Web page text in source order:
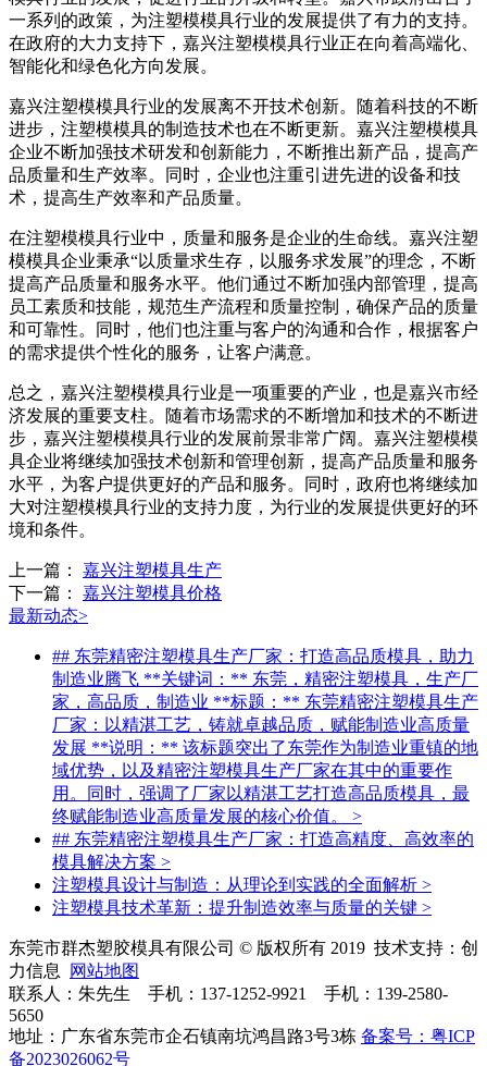
一系列的政策，为注塑模模具行业的发展提供了有力的支持。
在政府的大力支持下，嘉兴注塑模模具行业正在向着高端化、
智能化和绿色化方向发展。
嘉兴注塑模模具行业的发展离不开技术创新。随着科技的不断
进步，注塑模模具的制造技术也在不断更新。嘉兴注塑模模具
企业不断加强技术研发和创新能力，不断推出新产品，提高产
品质量和生产效率。同时，企业也注重引进先进的设备和技
术，提高生产效率和产品质量。
在注塑模模具行业中，质量和服务是企业的生命线。嘉兴注塑
模模具企业秉承“以质量求生存，以服务求发展”的理念，不断
提高产品质量和服务水平。他们通过不断加强内部管理，提高
员工素质和技能，规范生产流程和质量控制，确保产品的质量
和可靠性。同时，他们也注重与客户的沟通和合作，根据客户
的需求提供个性化的服务，让客户满意。
总之，嘉兴注塑模模具行业是一项重要的产业，也是嘉兴市经
济发展的重要支柱。随着市场需求的不断增加和技术的不断进
步，嘉兴注塑模模具行业的发展前景非常广阔。嘉兴注塑模模
具企业将继续加强技术创新和管理创新，提高产品质量和服务
水平，为客户提供更好的产品和服务。同时，政府也将继续加
大对注塑模模具行业的支持力度，为行业的发展提供更好的环
境和条件。
上一篇： 嘉兴注塑模具生产
下一篇： 嘉兴注塑模具价格
最新动态>
## 东莞精密注塑模具生产厂家：打造高品质模具，助力
制造业腾飞 **关键词：** 东莞，精密注塑模具，生产厂
家，高品质，制造业 **标题：** 东莞精密注塑模具生产
厂家：以精湛工艺，铸就卓越品质，赋能制造业高质量
发展 **说明：** 该标题突出了东莞作为制造业重镇的地
域优势，以及精密注塑模具生产厂家在其中的重要作
用。同时，强调了厂家以精湛工艺打造高品质模具，最
终赋能制造业高质量发展的核心价值。 >
## 东莞精密注塑模具生产厂家：打造高精度、高效率的
模具解决方案 >
注塑模具设计与制造：从理论到实践的全面解析 >
注塑模具技术革新：提升制造效率与质量的关键 >
东莞市群杰塑胶模具有限公司 © 版权所有 2019 技术支持：创
力信息
网站地图
联系人：朱先生 手机：137-1252-9921 手机：139-2580-
5650
地址：广东省东莞市企石镇南坑鸿昌路3号3栋 备案号：粤ICP
备2023026062号